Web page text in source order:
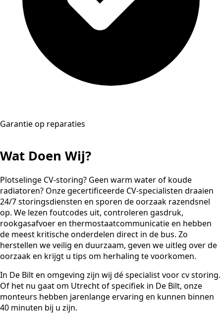
Garantie op reparaties
Wat Doen Wij?
Plotselinge CV-storing? Geen warm water of koude
radiatoren? Onze gecertificeerde CV-specialisten draaien
24/7 storingsdiensten en sporen de oorzaak razendsnel
op. We lezen foutcodes uit, controleren gasdruk,
rookgasafvoer en thermostaatcommunicatie en hebben
de meest kritische onderdelen direct in de bus. Zo
herstellen we veilig en duurzaam, geven we uitleg over de
oorzaak en krijgt u tips om herhaling te voorkomen.
In De Bilt en omgeving zijn wij dé specialist voor cv storing.
Of het nu gaat om Utrecht of specifiek in De Bilt, onze
monteurs hebben jarenlange ervaring en kunnen binnen
40 minuten bij u zijn.